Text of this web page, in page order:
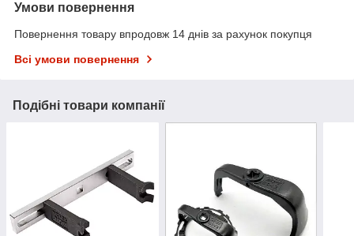
Умови повернення
Повернення товару впродовж 14 днів за рахунок покупця
Всі умови повернення
Подібні товари компанії